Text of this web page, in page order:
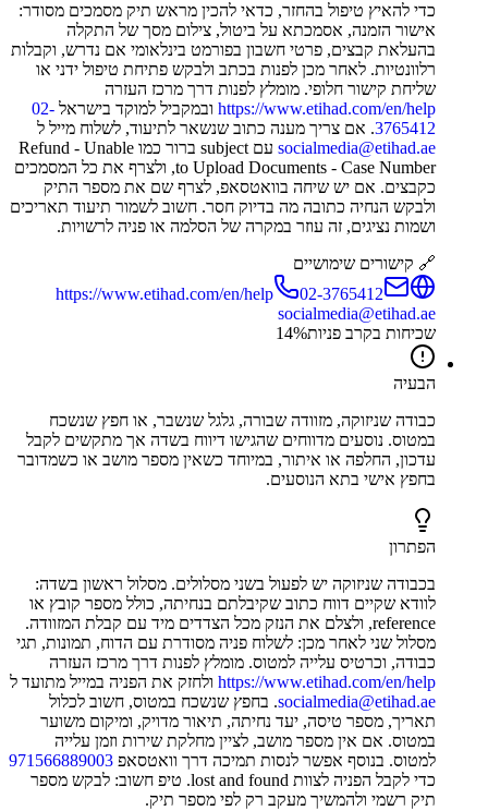
כדי להאיץ טיפול בהחזר, כדאי להכין מראש תיק מסמכים מסודר:
אישור הזמנה, אסמכתא על ביטול, צילום מסך של התקלה
בהעלאת קבצים, פרטי חשבון בפורמט בינלאומי אם נדרש, וקבלות
רלוונטיות. לאחר מכן לפנות בכתב ולבקש פתיחת טיפול ידני או
שליחת קישור חלופי. מומלץ לפנות דרך מרכז העזרה
https://www.etihad.com/en/help ובמקביל למוקד בישראל 02-
3765412. אם צריך מענה כתוב שנשאר לתיעוד, לשלוח מייל ל
socialmedia@etihad.ae
עם subject ברור כמו Refund - Unable
to Upload Documents - Case Number, ולצרף את כל המסמכים
כקבצים. אם יש שיחה בוואטסאפ, לצרף שם את מספר התיק
ולבקש הנחיה כתובה מה בדיוק חסר. חשוב לשמור תיעוד תאריכים
ושמות נציגים, זה עוזר במקרה של הסלמה או פניה לרשויות.
🔗 קישורים שימושיים
https://www.etihad.com/en/help
02-3765412
socialmedia@etihad.ae
שכיחות בקרב פניות
14%
הבעיה
כבודה שניזוקה, מזוודה שבורה, גלגל שנשבר, או חפץ שנשכח
במטוס. נוסעים מדווחים שהגישו דיווח בשדה אך מתקשים לקבל
עדכון, החלפה או איתור, במיוחד כשאין מספר מושב או כשמדובר
בחפץ אישי בתא הנוסעים.
הפתרון
בכבודה שניזוקה יש לפעול בשני מסלולים. מסלול ראשון בשדה:
לוודא שקיים דווח כתוב שקיבלתם בנחיתה, כולל מספר קובץ או
reference, ולצלם את הנזק מכל הצדדים מיד עם קבלת המזוודה.
מסלול שני לאחר מכן: לשלוח פניה מסודרת עם הדוח, תמונות, תגי
כבודה, וכרטיס עלייה למטוס. מומלץ לפנות דרך מרכז העזרה
https://www.etihad.com/en/help ולחזק את הפניה במייל מתועד ל
socialmedia@etihad.ae. בחפץ שנשכח במטוס, חשוב לכלול
תאריך, מספר טיסה, יעד נחיתה, תיאור מדויק, ומיקום משוער
במטוס. אם אין מספר מושב, לציין מחלקת שירות וזמן עלייה
למטוס. בנוסף אפשר לנסות תמיכה דרך וואטסאפ 971566889003
כדי לקבל הפניה לצוות lost and found. טיפ חשוב: לבקש מספר
תיק רשמי ולהמשיך מעקב רק לפי מספר תיק.